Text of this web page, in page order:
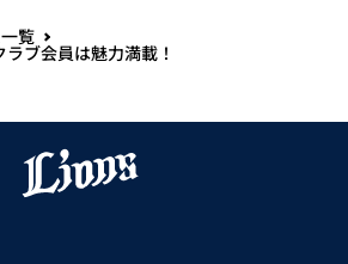
覧
ブ会員は魅力満載！